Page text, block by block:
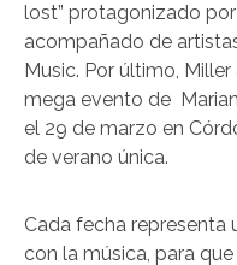
lost” protagonizado
acompañado de
Music. Por último,
mega evento de
el 29 de marzo en
de verano única.
Cada fecha representa
con la música, para